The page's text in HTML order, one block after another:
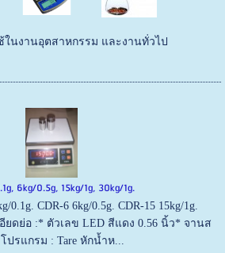
ในงานอุตสาหกรรม และงานทั่วไป
6kg/0.5g, 15kg/1g, 30kg/1g.
0.1g. CDR-6 6kg/0.5g. CDR-15 15kg/1g.
อียดย่อ :* ตัวเลข LED สีแดง 0.56 นิ้ว* จานส
ปรแกรม : Tare หักน้ำห...